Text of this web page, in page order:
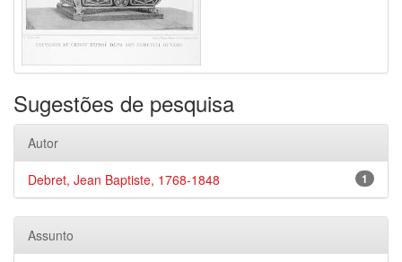
Sugestões de pesquisa
Autor
1
Debret, Jean Baptiste, 1768-1848
Assunto